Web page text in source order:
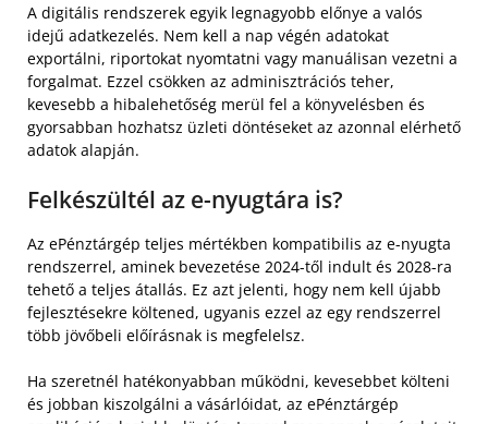
A digitális rendszerek egyik legnagyobb előnye a valós
idejű adatkezelés. Nem kell a nap végén adatokat
exportálni, riportokat nyomtatni vagy manuálisan vezetni a
forgalmat. Ezzel csökken az adminisztrációs teher,
kevesebb a hibalehetőség merül fel a könyvelésben és
gyorsabban hozhatsz üzleti döntéseket az azonnal elérhető
adatok alapján.
Felkészültél az e-nyugtára is?
Az ePénztárgép teljes mértékben kompatibilis az e-nyugta
rendszerrel, aminek bevezetése 2024-től indult és 2028-ra
tehető a teljes átallás. Ez azt jelenti, hogy nem kell újabb
fejlesztésekre költened, ugyanis ezzel az egy rendszerrel
több jövőbeli előírásnak is megfelelsz.
Ha szeretnél hatékonyabban működni, kevesebbet költeni
és jobban kiszolgálni a vásárlóidat, az ePénztárgép